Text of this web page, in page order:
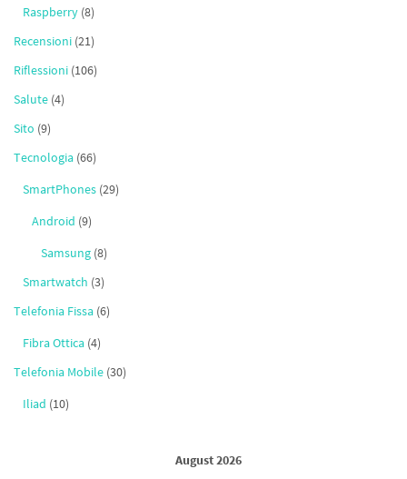
Raspberry (8)
Recensioni (21)
Riflessioni (106)
Salute (4)
Sito (9)
Tecnologia (66)
SmartPhones (29)
Android (9)
Samsung (8)
Smartwatch (3)
Telefonia Fissa (6)
Fibra Ottica (4)
Telefonia Mobile (30)
Iliad (10)
August 2026